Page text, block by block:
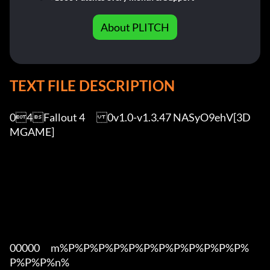
About PLITCH
TEXT FILE DESCRIPTION
04Fallout 4	0v1.0-v1.3.47 NASyO9ehV[3D
MGAME]
00000      m%P%P%P%P%P%P%P%P%P%P%P%P%
P%P%P%n%